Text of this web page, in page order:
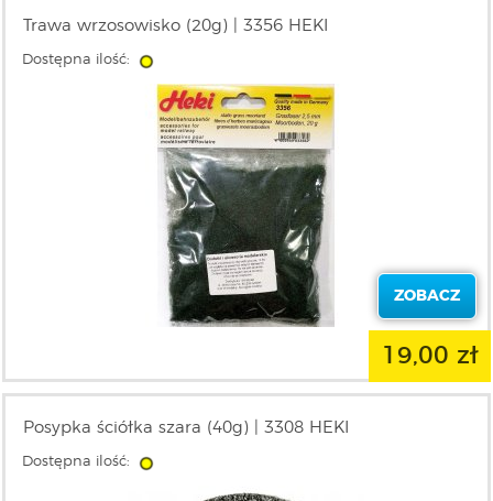
Trawa wrzosowisko (20g) | 3356 HEKI
Dostępna ilość:
ZOBACZ
19,00 zł
Posypka ściółka szara (40g) | 3308 HEKI
Dostępna ilość: